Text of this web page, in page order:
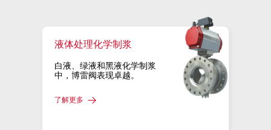
液体处理化学制浆
白液、绿液和黑液化学制浆
中，博雷阀表现卓越。
了解更多